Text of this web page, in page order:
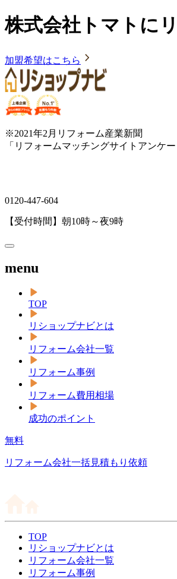
株式会社トマトに
加盟希望はこちら
※2021年2月リフォーム産業新聞
「リフォームマッチングサイトアンケ
0120-447-604
【受付時間】朝10時～夜9時
menu
TOP
リショップナビとは
リフォーム会社一覧
リフォーム事例
リフォーム費用相場
成功のポイント
無料
リフォーム会社一括見積もり依頼
TOP
リショップナビとは
リフォーム会社一覧
リフォーム事例